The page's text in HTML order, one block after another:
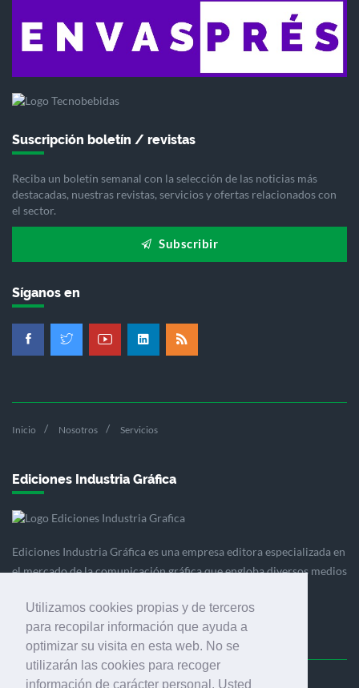
Utilizamos cookies propias y de terceros
para recopilar información que ayuda a
optimizar su visita en esta web. No se
utilizarán las cookies para recoger
información de carácter personal. Usted
Suscripción boletín / revistas
Reciba un boletín semanal con la selección de las noticias más
destacadas, nuestras revistas, servicios y ofertas relacionados con
el sector.
Subscribir
Síganos en
Inicio Nosotros Servicios
Ediciones Industria Gráfica
Ediciones Industria Gráfica es una empresa editora especializada en
el mercado de la comunicación gráfica que engloba diversos medios
comunicación visual y el envasado.